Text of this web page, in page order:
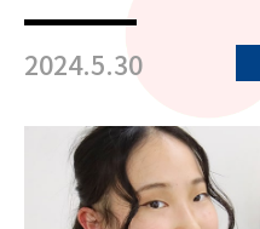
2024.5.30